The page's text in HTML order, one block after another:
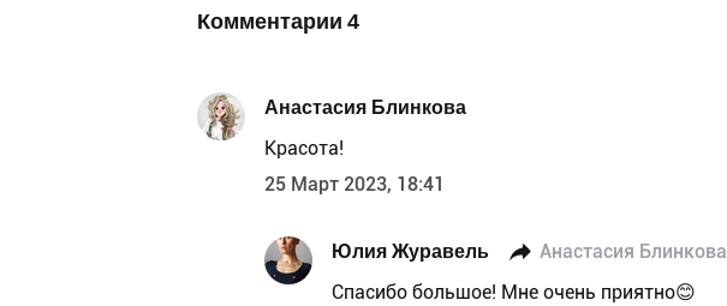
Комментарии 4
Анастасия Блинкова
Красота!
25 Март 2023, 18:41
Юлия Журавель Анастасия Блинкова
Спасибо большое! Мне очень приятно😊